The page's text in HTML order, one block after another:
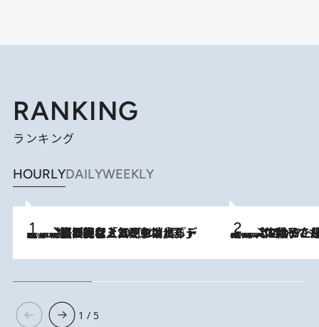
RANKING
ランキング
HOURLYDAILYWEEKLY
2026.8.5
【なぜ吉沢亮は「気配を消せる」のか？】興行収入208億の『国宝』を経て挑むミュージカル『ディア・エヴァン・ハンセン』。トップ俳優が舞台上でさらけ出した“孤独”とは 2026.8.5
【阿川佐和子さんの年とる力】なぜ70代で始めた趣味は“こんなに楽しい”のか？ ピアノ、俳句…スランプに陥っても続けられる“ある秘訣”とは
1 / 5